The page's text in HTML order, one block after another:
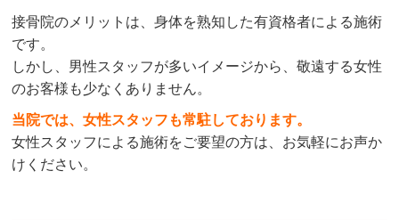
接骨院のメリットは、身体を熟知した有資格者による施術
です。
しかし、男性スタッフが多いイメージから、敬遠する女性
のお客様も少なくありません。
当院では、女性スタッフも常駐しております。
女性スタッフによる施術をご要望の方は、お気軽にお声か
けください。